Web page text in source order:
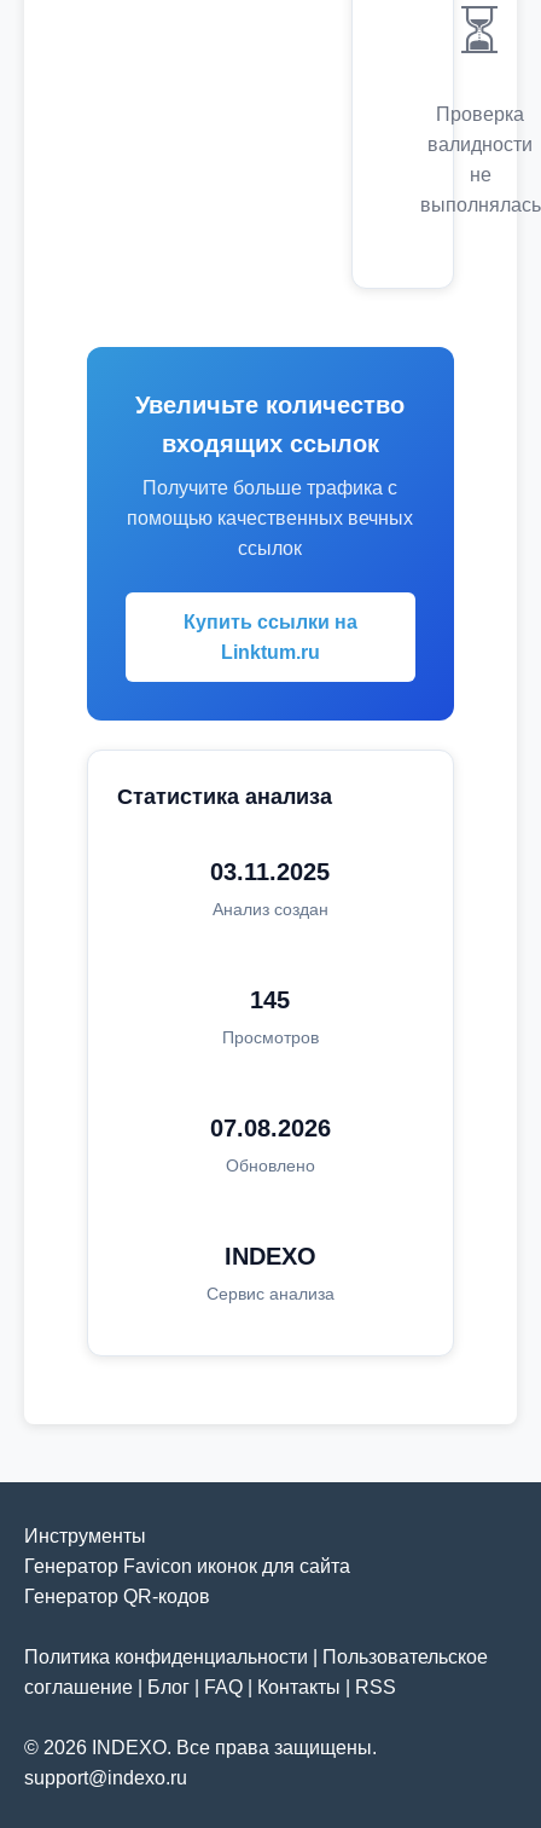
⏳
Проверка
валидности
не
выполнялась
Увеличьте количество
входящих ссылок
Получите больше трафика с
помощью качественных вечных
ссылок
Купить ссылки на
Linktum.ru
Статистика анализа
03.11.2025
Анализ создан
145
Просмотров
07.08.2026
Обновлено
INDEXO
Сервис анализа
Инструменты
Генератор Favicon иконок для сайта
Генератор QR-кодов
Политика конфиденциальности
Пользовательское
соглашение
Блог FAQ Контакты RSS
© 2026 INDEXO. Все права защищены.
support@indexo.ru